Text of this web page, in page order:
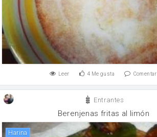
Leer 4 Me gusta Comentar
Entrantes
Berenjenas fritas al limón
harina